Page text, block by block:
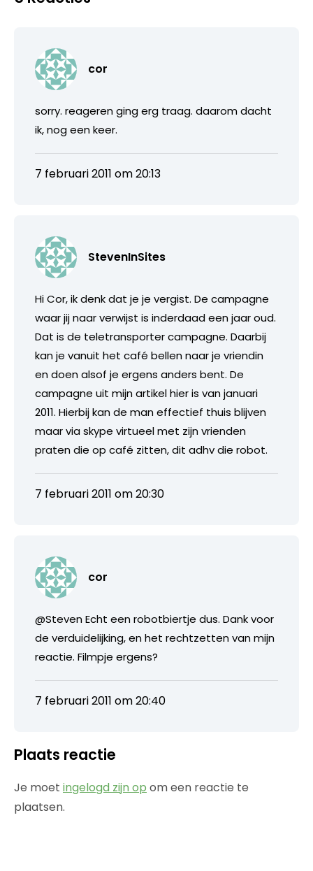
cor
sorry. reageren ging erg traag. daarom dacht
ik, nog een keer.
7 februari 2011 om 20:13
StevenInSites
Hi Cor, ik denk dat je je vergist. De campagne
waar jij naar verwijst is inderdaad een jaar oud.
Dat is de teletransporter campagne. Daarbij
kan je vanuit het café bellen naar je vriendin
en doen alsof je ergens anders bent. De
campagne uit mijn artikel hier is van januari
2011. Hierbij kan de man effectief thuis blijven
maar via skype virtueel met zijn vrienden
praten die op café zitten, dit adhv die robot.
7 februari 2011 om 20:30
cor
@Steven Echt een robotbiertje dus. Dank voor
de verduidelijking, en het rechtzetten van mijn
reactie. Filmpje ergens?
7 februari 2011 om 20:40
Plaats reactie
Je moet ingelogd zijn op om een reactie te
plaatsen.